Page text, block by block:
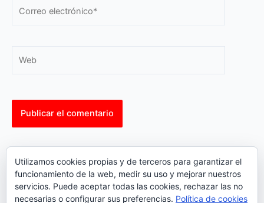
electrónico*
comment data is processed.
Utilizamos cookies propias y de terceros para garantizar el
funcionamiento de la web, medir su uso y mejorar nuestros
servicios. Puede aceptar todas las cookies, rechazar las no
necesarias o configurar sus preferencias. Política de cookies